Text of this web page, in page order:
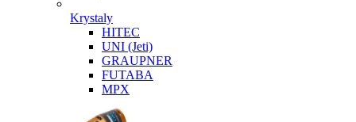
Krystaly
HITEC
UNI (Jeti)
GRAUPNER
FUTABA
MPX